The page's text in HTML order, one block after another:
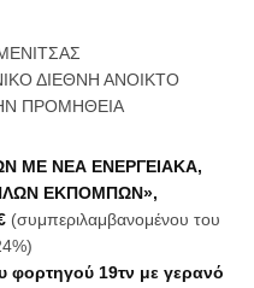
ΔΙΕΘΝΗ ΑΝΟΙΚΤΟ
ΠΡΟΜΗΘΕΙΑ
ΜΕ ΝΕΑ ΕΝΕΡΓΕΙΑΚΑ,
ΕΚΠΟΜΠΩΝ»,
(συμπεριλαμβανομένου του
19τν με γερανό